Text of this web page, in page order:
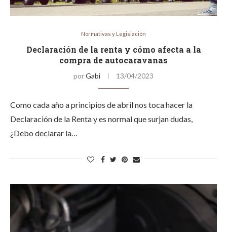
Normativas y Legislación
Declaración de la renta y cómo afecta a la
compra de autocaravanas
porGabi 13/04/2023
Como cada año a principios de abril nos toca hacer la
Declaración de la Renta y es normal que surjan dudas,
¿Debo declarar la…